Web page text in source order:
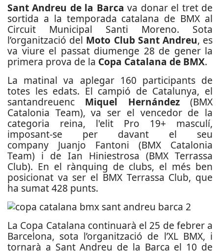
Sant Andreu de la Barca va donar el tret de
sortida a la temporada catalana de BMX al
Circuit Municipal Santi Moreno. Sota
l’organització del Moto Club Sant Andreu, es
va viure el passat diumenge 28 de gener la
primera prova de la Copa Catalana de BMX.
La matinal va aplegar 160 participants de
totes les edats. El campió de Catalunya, el
santandreuenc Miquel Hernández(BMX
Catalonia Team), va ser el vencedor de la
categoria reina, l'elit Pro 19+ masculí,
imposant-se per davant el seu
company Juanjo Fantoni (BMX Catalonia
Team) i de Ian Hiniestrosa (BMX Terrassa
Club). En el rànquing de clubs, el més ben
posicionat va ser el BMX Terrassa Club, que
ha sumat 428 punts.
La Copa Catalana continuarà el 25 de febrer a
Barcelona, sota l’organització de l’XL BMX, i
tornarà a Sant Andreu de la Barca el 10 de